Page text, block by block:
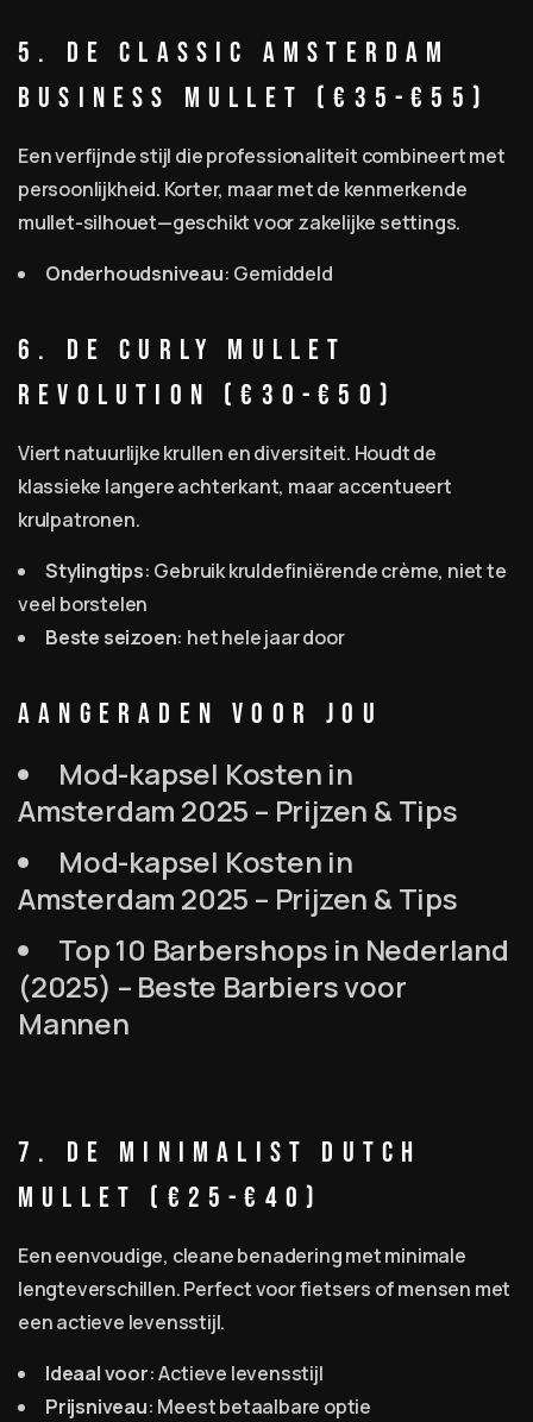
5. De Classic Amsterdam
Business Mullet (€35-€55)
Een verfijnde stijl die professionaliteit combineert met
persoonlijkheid. Korter, maar met de kenmerkende
mullet-silhouet—geschikt voor zakelijke settings.
Onderhoudsniveau: Gemiddeld
6. De Curly Mullet
Revolution (€30-€50)
Viert natuurlijke krullen en diversiteit. Houdt de
klassieke langere achterkant, maar accentueert
krulpatronen.
Stylingtips: Gebruik kruldefiniërende crème, niet te
veel borstelen
Beste seizoen: het hele jaar door
Aangeraden Voor Jou
Mod-kapsel Kosten in
Amsterdam 2025 – Prijzen & Tips
Mod-kapsel Kosten in
Amsterdam 2025 – Prijzen & Tips
Top 10 Barbershops in Nederland
(2025) – Beste Barbiers voor
Mannen
7. De Minimalist Dutch
Mullet (€25-€40)
Een eenvoudige, cleane benadering met minimale
lengteverschillen. Perfect voor fietsers of mensen met
een actieve levensstijl.
Ideaal voor: Actieve levensstijl
Prijsniveau: Meest betaalbare optie